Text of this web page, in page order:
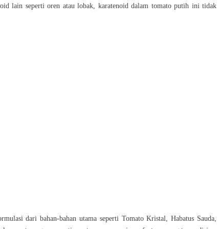
lain seperti oren atau lobak, karatenoid dalam tomato putih ini tidak
dari bahan-bahan utama seperti Tomato Kristal, Habatus Sauda,